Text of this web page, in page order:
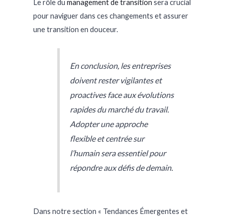
Le rôle dumanagement de transition sera crucial
pour naviguer dans ces changements et assurer
une transition en douceur.
En conclusion, les entreprises
doivent rester vigilantes et
proactives face aux évolutions
rapides du marché du travail.
Adopter une approche
flexible et centrée sur
l’humain sera essentiel pour
répondre aux défis de demain.
Dans notre section « Tendances Émergentes et